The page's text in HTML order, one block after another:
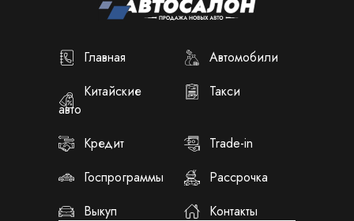
Главная
Автомобили
Китайские
авто
Такси
Кредит
Trade-in
Госпрограммы
Рассрочка
Выкуп
Контакты